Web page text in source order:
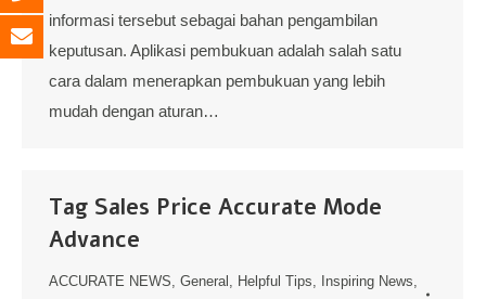
informasi tersebut sebagai bahan pengambilan
keputusan. Aplikasi pembukuan adalah salah satu
cara dalam menerapkan pembukuan yang lebih
mudah dengan aturan…
Tag Sales Price Accurate Mode
Advance
ACCURATE NEWS, General , Helpful Tips, Inspiring News,